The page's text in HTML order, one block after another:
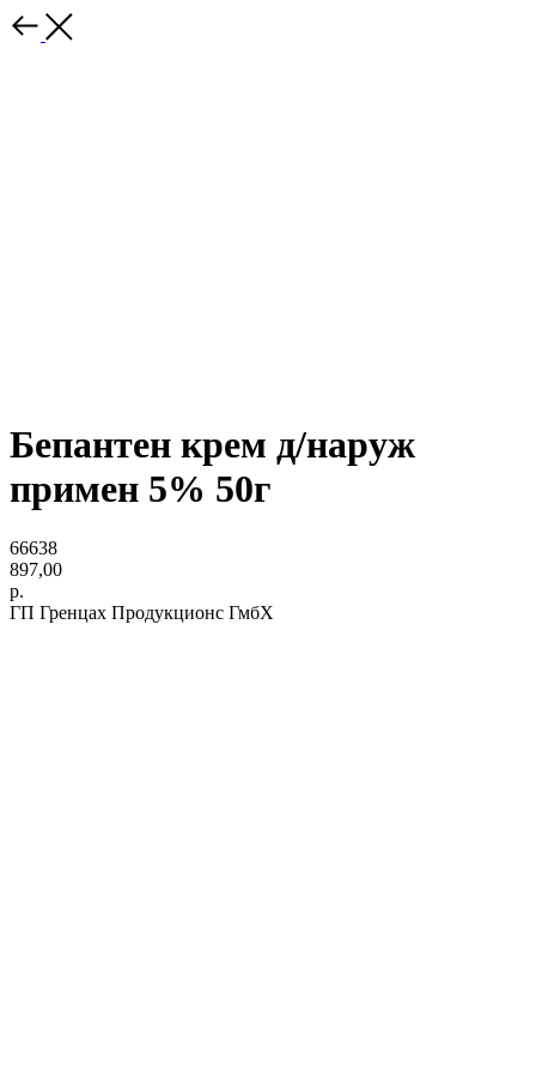
Бепантен крем д/наруж
примен 5% 50г
66638
897,00
р.
ГП Гренцах Продукционс ГмбХ